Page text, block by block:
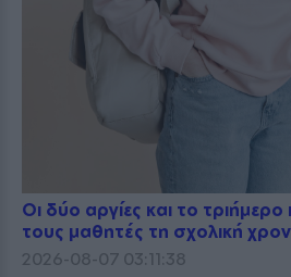
Οι δύο αργίες και το τριήμερο
τους μαθητές τη σχολική
2026-08-07 03:11:38